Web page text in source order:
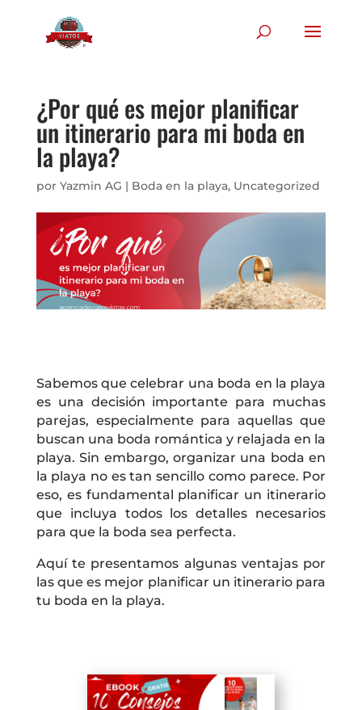
¿Por qué es mejor planificar
un itinerario para mi boda en
la playa?
por Yazmin AG | Boda en la playa, Uncategorized
Sabemos que celebrar una boda en la playa
es una decisión importante para muchas
parejas, especialmente para aquellas que
buscan una boda romántica y relajada en la
playa. Sin embargo, organizar una boda en
la playa no es tan sencillo como parece. Por
eso, es fundamental planificar un itinerario
que incluya todos los detalles necesarios
para que la boda sea perfecta.
Aquí te presentamos algunas ventajas por
las que es mejor planificar un itinerario para
tu boda en la playa.